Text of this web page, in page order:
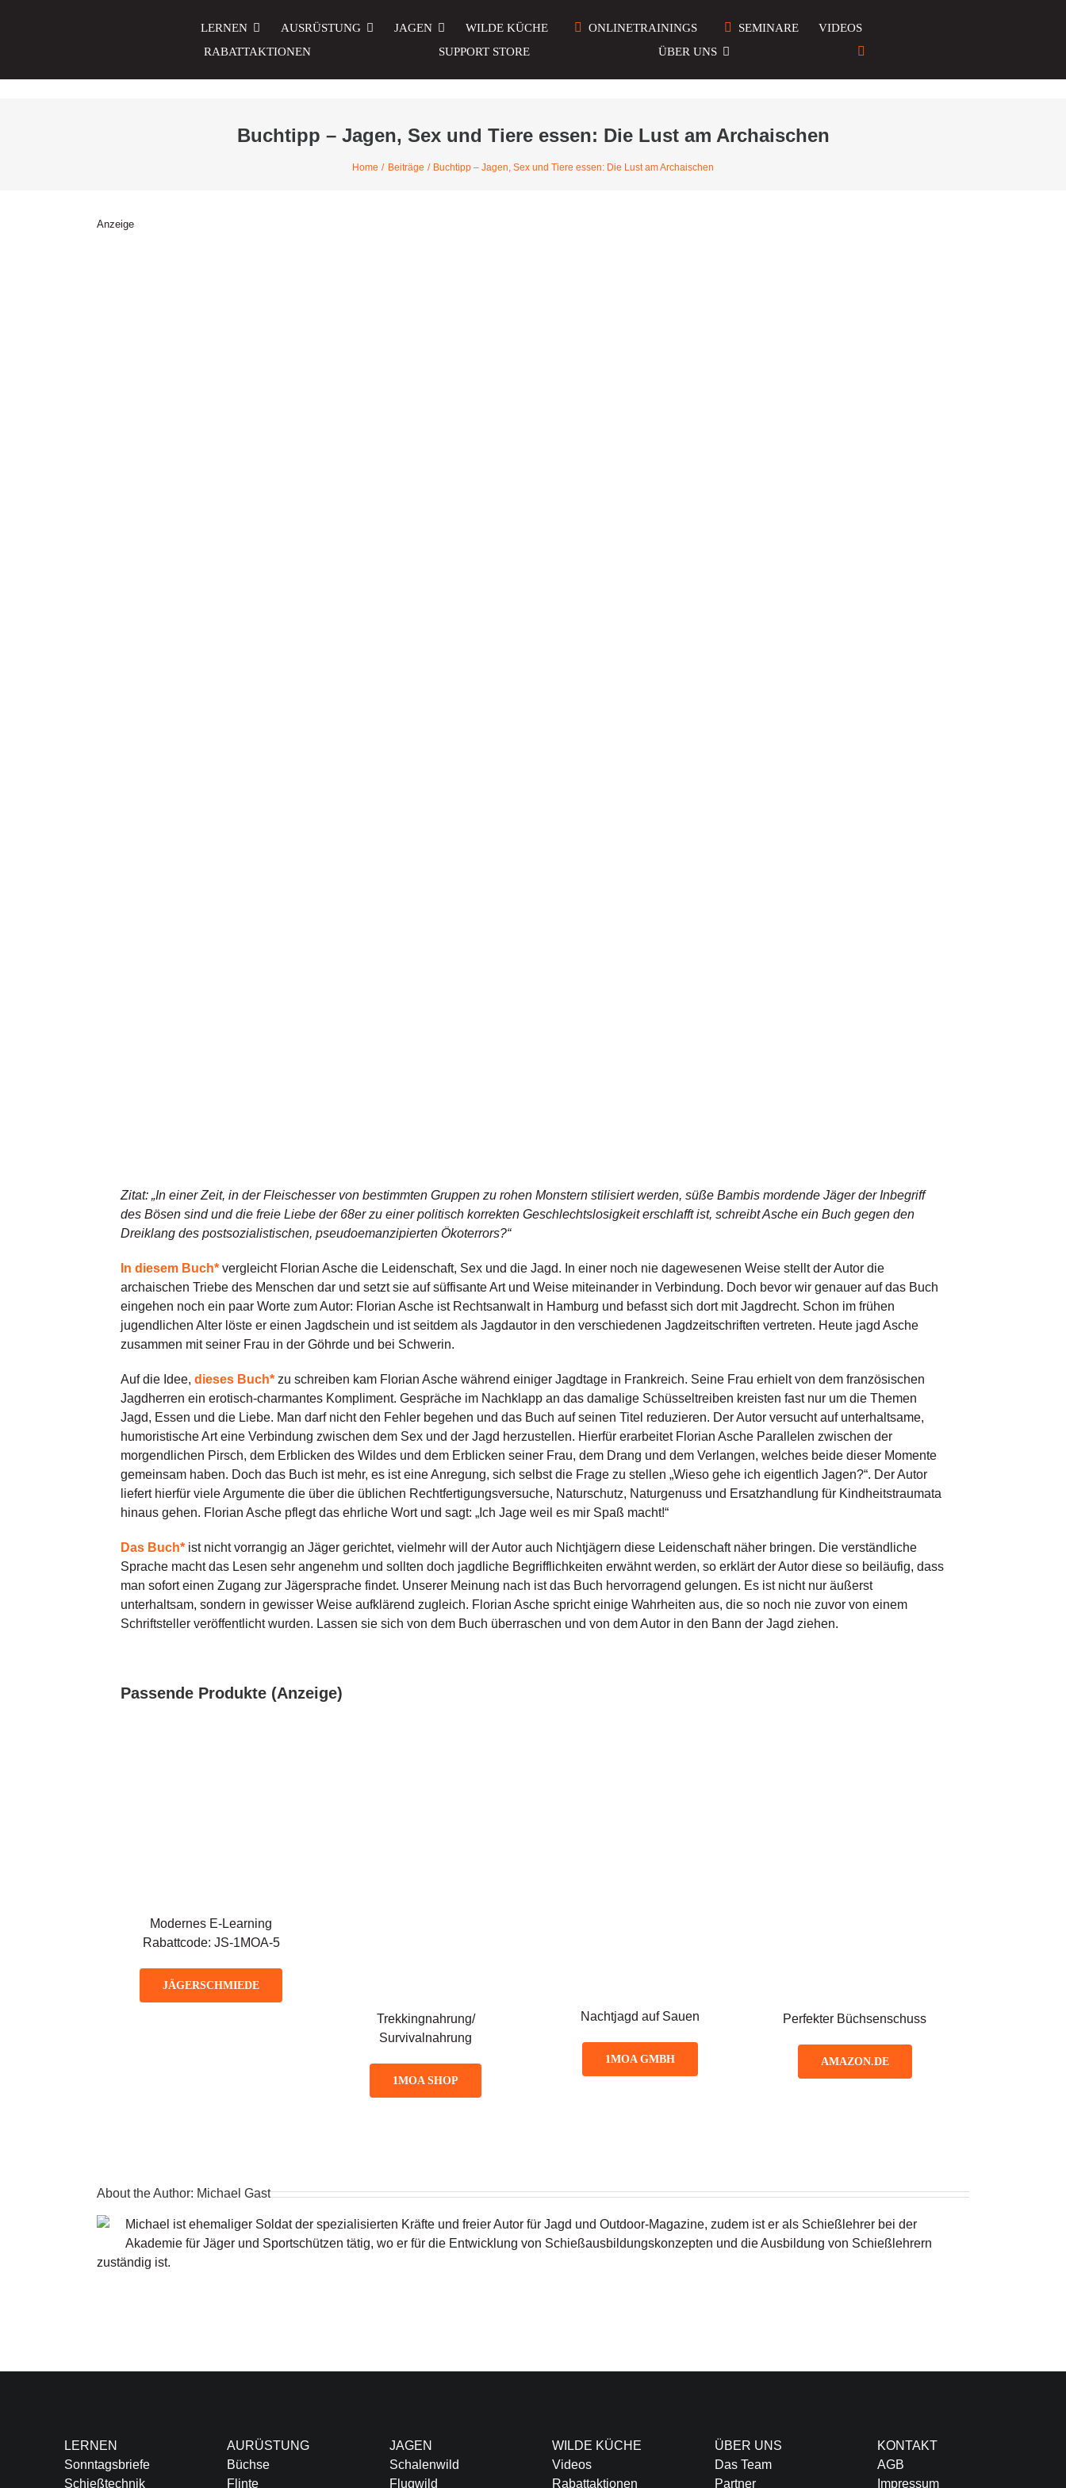
LERNEN AUSRÜSTUNG JAGEN WILDE KÜCHE ONLINETRAININGS SEMINARE
VIDEOS
RABATTAKTIONEN
SUPPORT STORE ÜBER UNS
Buchtipp – Jagen, Sex und Tiere essen: Die Lust am Archaischen
Home Beiträge Buchtipp – Jagen, Sex und Tiere essen: Die Lust am Archaischen
Anzeige
Zitat: „In einer Zeit, in der Fleischesser von bestimmten Gruppen zu rohen Monstern stilisiert werden, süße Bambis mordende Jäger der Inbegriff
des Bösen sind und die freie Liebe der 68er zu einer politisch korrekten Geschlechtslosigkeit erschlafft ist, schreibt Asche ein Buch gegen den
Dreiklang des postsozialistischen, pseudoemanzipierten Ökoterrors?“
In diesem Buch* vergleicht Florian Asche die Leidenschaft, Sex und die Jagd. In einer noch nie dagewesenen Weise stellt der Autor die
archaischen Triebe des Menschen dar und setzt sie auf süffisante Art und Weise miteinander in Verbindung. Doch bevor wir genauer auf das Buch
eingehen noch ein paar Worte zum Autor: Florian Asche ist Rechtsanwalt in Hamburg und befasst sich dort mit Jagdrecht. Schon im frühen
jugendlichen Alter löste er einen Jagdschein und ist seitdem als Jagdautor in den verschiedenen Jagdzeitschriften vertreten. Heute jagd Asche
zusammen mit seiner Frau in der Göhrde und bei Schwerin.
Auf die Idee, dieses Buch*zu schreiben kam Florian Asche während einiger Jagdtage in Frankreich. Seine Frau erhielt von dem französischen
Jagdherren ein erotisch-charmantes Kompliment. Gespräche im Nachklapp an das damalige Schüsseltreiben kreisten fast nur um die Themen
Jagd, Essen und die Liebe. Man darf nicht den Fehler begehen und das Buch auf seinen Titel reduzieren. Der Autor versucht auf unterhaltsame,
humoristische Art eine Verbindung zwischen dem Sex und der Jagd herzustellen. Hierfür erarbeitet Florian Asche Parallelen zwischen der
morgendlichen Pirsch, dem Erblicken des Wildes und dem Erblicken seiner Frau, dem Drang und dem Verlangen, welches beide dieser Momente
gemeinsam haben. Doch das Buch ist mehr, es ist eine Anregung, sich selbst die Frage zu stellen „Wieso gehe ich eigentlich Jagen?“. Der Autor
liefert hierfür viele Argumente die über die üblichen Rechtfertigungsversuche, Naturschutz, Naturgenuss und Ersatzhandlung für Kindheitstraumata
hinaus gehen. Florian Asche pflegt das ehrliche Wort und sagt: „Ich Jage weil es mir Spaß macht!“
Das Buch*ist nicht vorrangig an Jäger gerichtet, vielmehr will der Autor auch Nichtjägern diese Leidenschaft näher bringen. Die verständliche
Sprache macht das Lesen sehr angenehm und sollten doch jagdliche Begrifflichkeiten erwähnt werden, so erklärt der Autor diese so beiläufig, dass
man sofort einen Zugang zur Jägersprache findet. Unserer Meinung nach ist das Buch hervorragend gelungen. Es ist nicht nur äußerst
unterhaltsam, sondern in gewisser Weise aufklärend zugleich. Florian Asche spricht einige Wahrheiten aus, die so noch nie zuvor von einem
Schriftsteller veröffentlicht wurden. Lassen sie sich von dem Buch überraschen und von dem Autor in den Bann der Jagd ziehen.
Passende Produkte (Anzeige)
Modernes E-Learning
Rabattcode: JS-1MOA-5
JÄGERSCHMIEDE
Trekkingnahrung/
Survivalnahrung
1MOA SHOP
Nachtjagd auf Sauen
1MOA GMBH
Perfekter Büchsenschuss
AMAZON.DE
About the Author: Michael Gast
Michael ist ehemaliger Soldat der spezialisierten Kräfte und freier Autor für Jagd und Outdoor-Magazine, zudem ist er als Schießlehrer bei der
Akademie für Jäger und Sportschützen tätig, wo er für die Entwicklung von Schießausbildungskonzepten und die Ausbildung von Schießlehrern
zuständig ist.
LERNEN
Sonntagsbriefe
Schießtechnik
AURÜSTUNG
Büchse
Flinte
JAGEN
Schalenwild
Flugwild
WILDE KÜCHE
Videos
Rabattaktionen
ÜBER UNS
Das Team
Partner
KONTAKT
AGB
Impressum